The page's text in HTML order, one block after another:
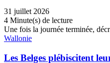
31 juillet 2026
4 Minute(s) de lecture
Une fois la journée terminée,
Wallonie
Les Belges plébiscitent